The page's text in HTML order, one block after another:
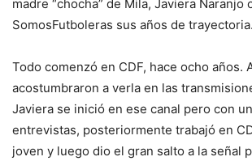
madre “chocha” de Mila, Javiera Naranjo
SomosFutboleras sus años de trayectoria.
Todo comenzó en CDF, hace ocho años.
acostumbraron a verla en las
Javiera se inició en ese canal pero con
entrevistas, posteriormente trabajó en
joven y luego dio el gran salto a la señal